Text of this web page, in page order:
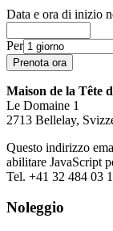
Data e ora di inizio
Per
Maison de la Tête
Le Domaine 1
2713 Bellelay,
Questo indirizzo
abilitare JavaScript
Tel. +41 32 484 03
Noleggio